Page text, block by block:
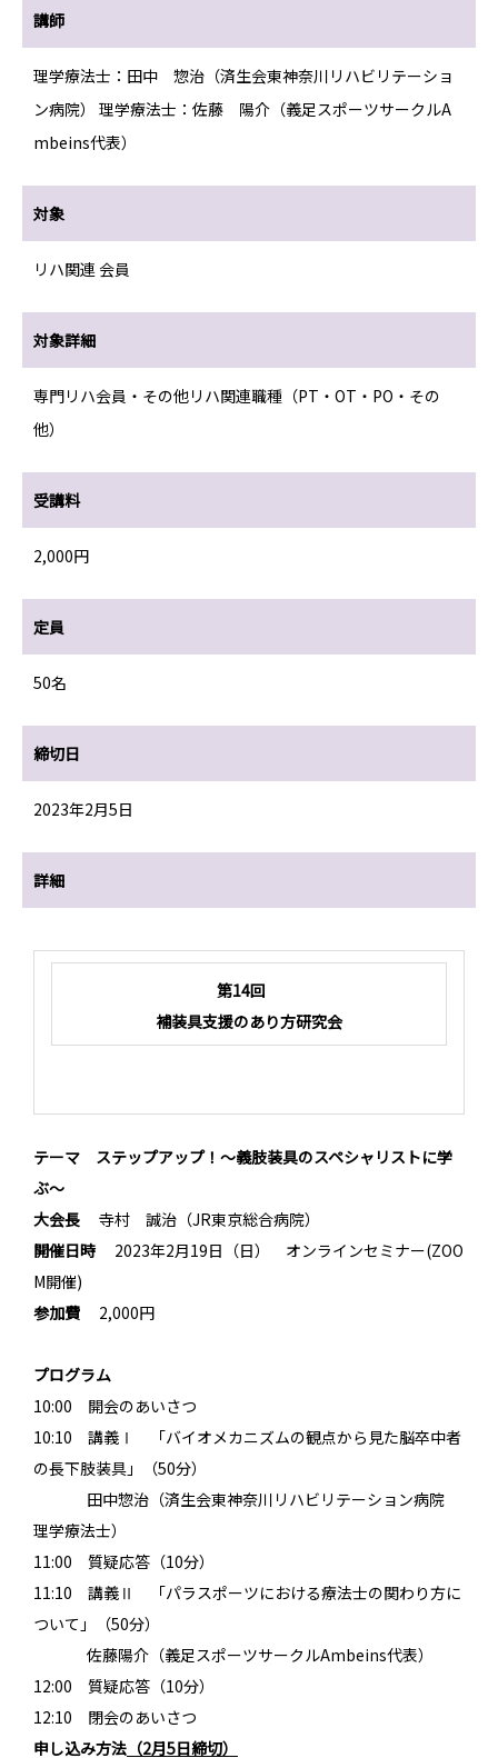
講師
理学療法士：田中 惣治（済生会東神奈川リハビリテーショ
ン病院） 理学療法士：佐藤 陽介（義足スポーツサークルA
mbeins代表）
対象
リハ関連 会員
対象詳細
専門リハ会員・その他リハ関連職種（PT・OT・PO・その
他）
受講料
2,000円
定員
50名
締切日
2023年2月5日
詳細
第14回
補装具支援のあり方研究会
テーマ
ステップアップ！～義肢装具のスペシャリストに学
ぶ～
大会長 寺村 誠治（JR東京総合病院）
開催日時 2023年2月19日（日） オンラインセミナー(ZOO
M開催)
参加費 2,000円
プログラム
10:00 開会のあいさつ
10:10 講義Ⅰ 「バイオメカニズムの観点から見た脳卒中者
の長下肢装具」（50分）
田中惣治（済生会東神奈川リハビリテーション病院
理学療法士）
11:00 質疑応答（10分）
11:10 講義Ⅱ 「パラスポーツにおける療法士の関わり方に
ついて」（50分）
佐藤陽介（義足スポーツサークルAmbeins代表）
12:00 質疑応答（10分）
12:10 閉会のあいさつ
申し込み方法 （2月5日締切）